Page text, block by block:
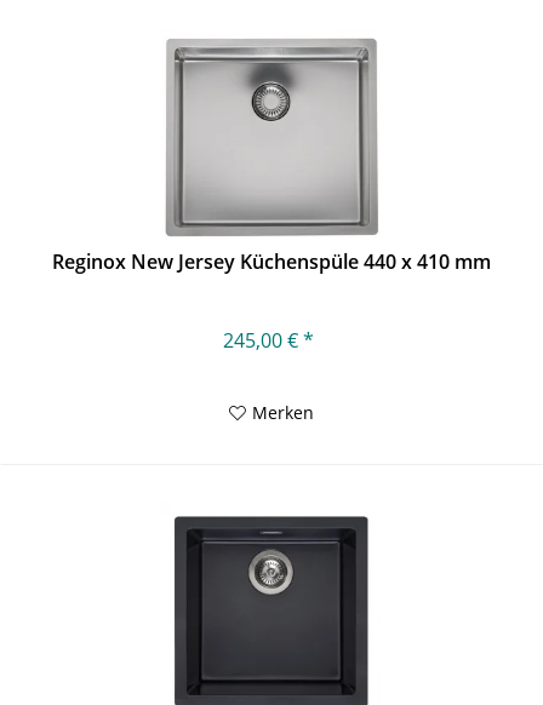
Reginox New Jersey Küchenspüle 440 x 410 mm
245,00 € *
Merken